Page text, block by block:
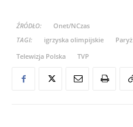
ŹRÓDŁO:
Onet/NCzas
TAGI:
igrzyska olimpijskie Paryż
Telewizja Polska
TVP